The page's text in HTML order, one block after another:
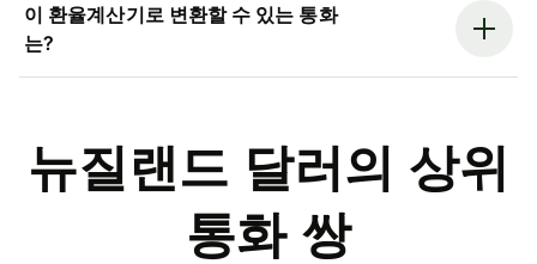
이 환율계산기로 변환할 수 있는 통화
는?
뉴질랜드 달러의 상위
통화 쌍